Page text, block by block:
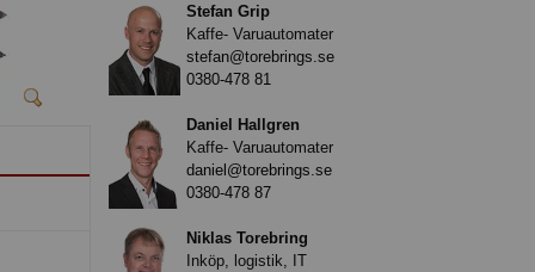
Stefan Grip
Kaffe- Varuautomater
stefan@torebrings.se
0380-478 81
Daniel Hallgren
Kaffe- Varuautomater
daniel@torebrings.se
0380-478 87
Niklas Torebring
Inköp, logistik, IT